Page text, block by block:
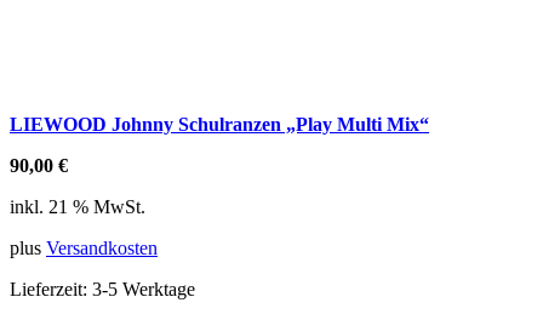
LIEWOOD Johnny Schulranzen „Play Multi Mix“
90,00 €
inkl. 21 % MwSt.
plus Versandkosten
Lieferzeit: 3-5 Werktage